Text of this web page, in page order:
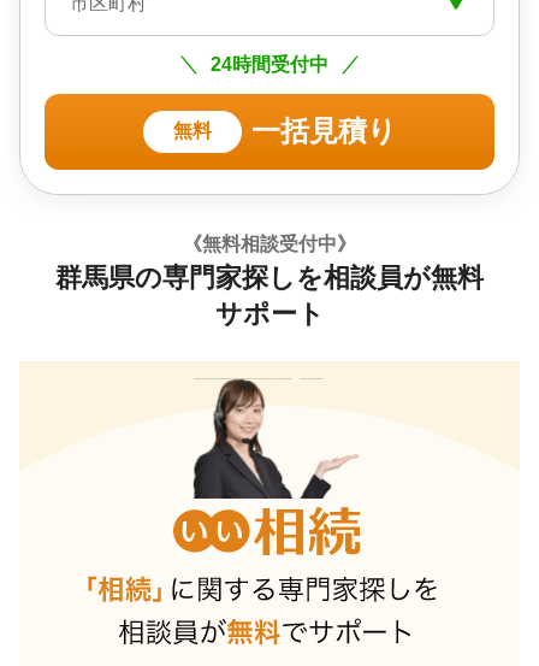
24時間受付中
無料 一括見積り
《無料相談受付中》
群馬県の専門家探しを相談員が無料
サポート